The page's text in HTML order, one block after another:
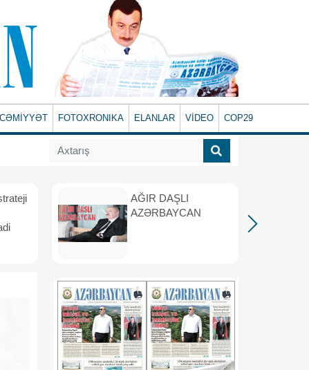
CƏMİYYƏT FOTOXRONIKA ELANLAR VİDEO COP29
AĞIR DAŞLI
AZƏRBAYCAN